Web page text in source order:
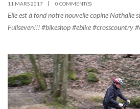
11 MARS 2017 0 COMMENT(S)
Elle est à fond notre nouvelle copine Nathalie
Fullseven!!! #bikeshop #ebike #crosscountry